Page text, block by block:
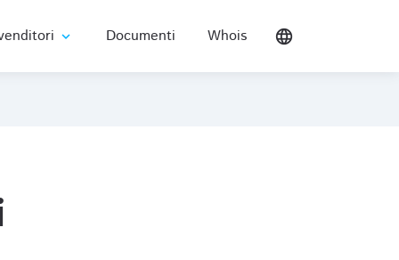
expand_more Documenti Whois language